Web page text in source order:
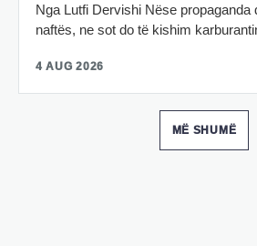
Nga Lutfi Dervishi Nëse propaganda
naftës, ne sot do të kishim
4 AUG 2026
MË SHUMË